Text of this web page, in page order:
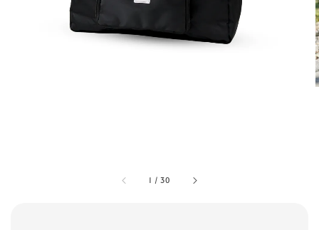
1 /30